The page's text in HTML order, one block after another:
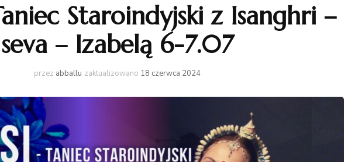
Pierwszy
Staroindyjski z Isanghri –
seva – Izabelą 6-7.07
przez abballu zaktualizowano 18 czerwca 2024